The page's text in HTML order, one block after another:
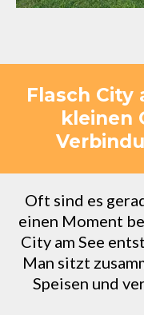
Flasch City
kleinen
Oft sind es
einen Moment
City am See
Man sitzt
Speisen und